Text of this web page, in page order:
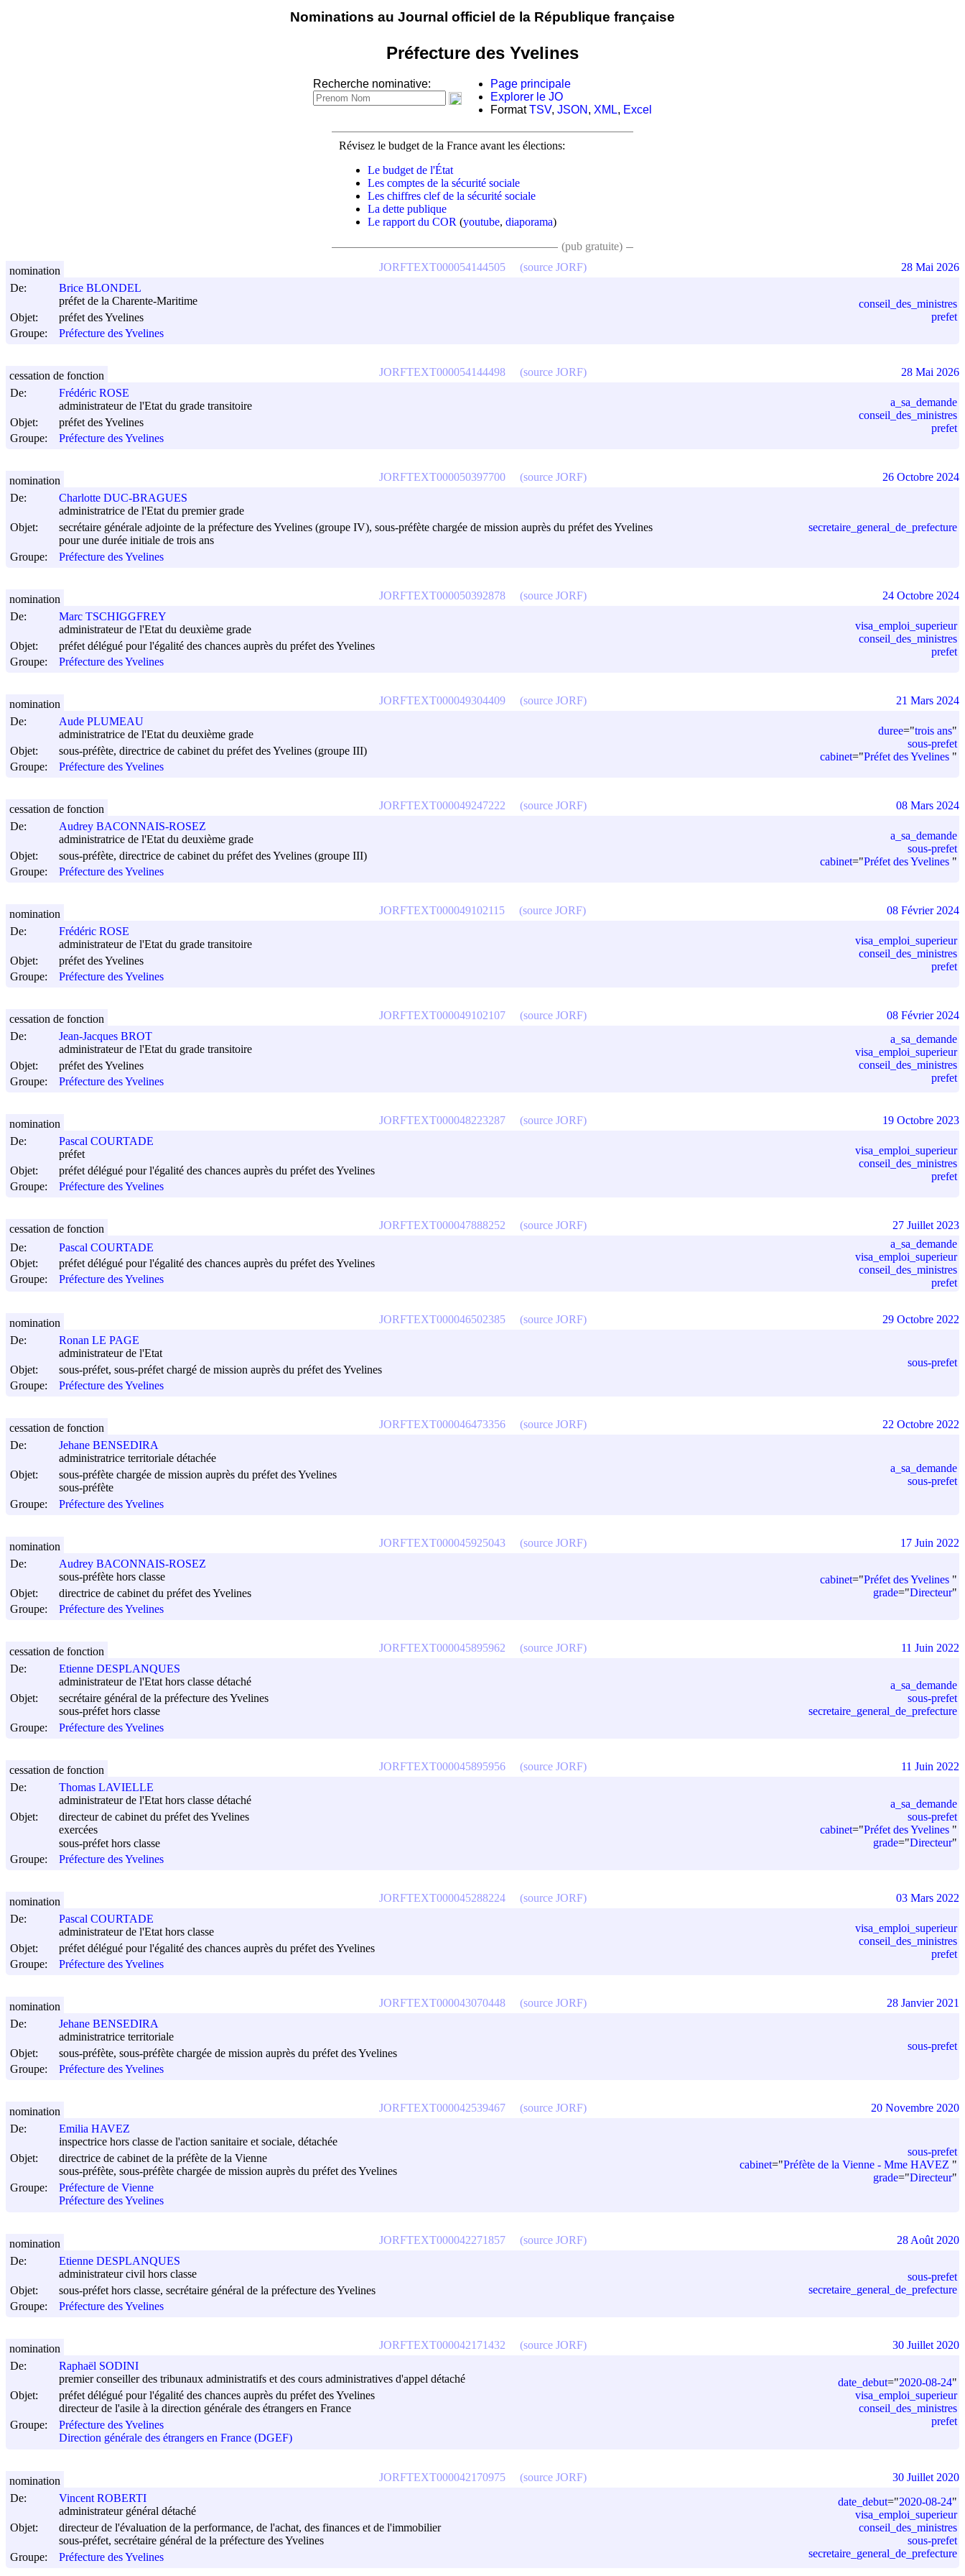
Nominations au Journal officiel de la République française
Préfecture des Yvelines
Recherche nominative:
Page principale
Explorer le JO
FormatTSV, JSON , XML, Excel
Révisez le budget de la France avant les élections:
Le budget de l'État
Les comptes de la sécurité sociale
Les chiffres clef de la sécurité sociale
La dette publique
Le rapport du COR (youtube, diaporama)
(pub gratuite)
De:
Brice BLONDEL
préfet de la Charente-Maritime
Objet:
préfet des Yvelines
Groupe:
Préfecture des Yvelines
conseil_des_ministres
prefet
JORFTEXT000054144505 (source JORF)
nomination 28 Mai 2026
De:
Frédéric ROSE
administrateur de l'Etat du grade transitoire
Objet:
préfet des Yvelines
Groupe:
Préfecture des Yvelines
a_sa_demande
conseil_des_ministres
prefet
JORFTEXT000054144498 (source JORF)
cessation de fonction 28 Mai 2026
De:
Charlotte DUC-BRAGUES
administratrice de l'Etat du premier grade
Objet:
secrétaire générale adjointe de la préfecture des Yvelines (groupe IV), sous-préfète chargée de mission auprès du préfet des Yvelines
pour une durée initiale de trois ans
Groupe:
Préfecture des Yvelines
secretaire_general_de_prefecture
JORFTEXT000050397700 (source JORF)
nomination 26 Octobre 2024
De:
Marc TSCHIGGFREY
administrateur de l'Etat du deuxième grade
Objet:
préfet délégué pour l'égalité des chances auprès du préfet des Yvelines
Groupe:
Préfecture des Yvelines
visa_emploi_superieur
conseil_des_ministres
prefet
JORFTEXT000050392878 (source JORF)
nomination 24 Octobre 2024
De:
Aude PLUMEAU
administratrice de l'Etat du deuxième grade
Objet:
sous-préfète, directrice de cabinet du préfet des Yvelines (groupe III)
Groupe:
Préfecture des Yvelines
duree="trois ans"
sous-prefet
cabinet="Préfet des Yvelines "
JORFTEXT000049304409 (source JORF)
nomination 21 Mars 2024
De:
Audrey BACONNAIS-ROSEZ
administratrice de l'Etat du deuxième grade
Objet:
sous-préfète, directrice de cabinet du préfet des Yvelines (groupe III)
Groupe:
Préfecture des Yvelines
a_sa_demande
sous-prefet
cabinet="Préfet des Yvelines "
JORFTEXT000049247222 (source JORF)
cessation de fonction 08 Mars 2024
De:
Frédéric ROSE
administrateur de l'Etat du grade transitoire
Objet:
préfet des Yvelines
Groupe:
Préfecture des Yvelines
visa_emploi_superieur
conseil_des_ministres
prefet
JORFTEXT000049102115 (source JORF)
nomination 08 Février 2024
De:
Jean-Jacques BROT
administrateur de l'Etat du grade transitoire
Objet:
préfet des Yvelines
Groupe:
Préfecture des Yvelines
a_sa_demande
visa_emploi_superieur
conseil_des_ministres
prefet
JORFTEXT000049102107 (source JORF)
cessation de fonction 08 Février 2024
De:
Pascal COURTADE
préfet
Objet:
préfet délégué pour l'égalité des chances auprès du préfet des Yvelines
Groupe:
Préfecture des Yvelines
visa_emploi_superieur
conseil_des_ministres
prefet
JORFTEXT000048223287 (source JORF)
nomination 19 Octobre 2023
De:
Pascal COURTADE
Objet:
préfet délégué pour l'égalité des chances auprès du préfet des Yvelines
Groupe:
Préfecture des Yvelines
a_sa_demande
visa_emploi_superieur
conseil_des_ministres
prefet
JORFTEXT000047888252 (source JORF)
cessation de fonction 27 Juillet 2023
De:
Ronan LE PAGE
administrateur de l'Etat
Objet:
sous-préfet, sous-préfet chargé de mission auprès du préfet des Yvelines
Groupe:
Préfecture des Yvelines
sous-prefet
JORFTEXT000046502385 (source JORF)
nomination 29 Octobre 2022
De:
Jehane BENSEDIRA
administratrice territoriale détachée
Objet:
sous-préfète chargée de mission auprès du préfet des Yvelines
sous-préfète
Groupe:
Préfecture des Yvelines
a_sa_demande
sous-prefet
JORFTEXT000046473356 (source JORF)
cessation de fonction 22 Octobre 2022
De:
Audrey BACONNAIS-ROSEZ
sous-préfète hors classe
Objet:
directrice de cabinet du préfet des Yvelines
Groupe:
Préfecture des Yvelines
cabinet="Préfet des Yvelines "
grade="Directeur"
JORFTEXT000045925043 (source JORF)
nomination 17 Juin 2022
De:
Etienne DESPLANQUES
administrateur de l'Etat hors classe détaché
Objet:
secrétaire général de la préfecture des Yvelines
sous-préfet hors classe
Groupe:
Préfecture des Yvelines
a_sa_demande
sous-prefet
secretaire_general_de_prefecture
JORFTEXT000045895962 (source JORF)
cessation de fonction 11 Juin 2022
De:
Thomas LAVIELLE
administrateur de l'Etat hors classe détaché
Objet:
directeur de cabinet du préfet des Yvelines
exercées
sous-préfet hors classe
Groupe:
Préfecture des Yvelines
a_sa_demande
sous-prefet
cabinet="Préfet des Yvelines "
grade="Directeur"
JORFTEXT000045895956 (source JORF)
cessation de fonction 11 Juin 2022
De:
Pascal COURTADE
administrateur de l'Etat hors classe
Objet:
préfet délégué pour l'égalité des chances auprès du préfet des Yvelines
Groupe:
Préfecture des Yvelines
visa_emploi_superieur
conseil_des_ministres
prefet
JORFTEXT000045288224 (source JORF)
nomination 03 Mars 2022
De:
Jehane BENSEDIRA
administratrice territoriale
Objet:
sous-préfète, sous-préfète chargée de mission auprès du préfet des Yvelines
Groupe:
Préfecture des Yvelines
sous-prefet
JORFTEXT000043070448 (source JORF)
nomination 28 Janvier 2021
De:
Emilia HAVEZ
inspectrice hors classe de l'action sanitaire et sociale, détachée
Objet:
directrice de cabinet de la préfète de la Vienne
sous-préfète, sous-préfète chargée de mission auprès du préfet des Yvelines
Groupe:
Préfecture de Vienne
Préfecture des Yvelines
sous-prefet
cabinet="Préfète de la Vienne - Mme HAVEZ "
grade="Directeur"
JORFTEXT000042539467 (source JORF)
nomination 20 Novembre 2020
De:
Etienne DESPLANQUES
administrateur civil hors classe
Objet:
sous-préfet hors classe, secrétaire général de la préfecture des Yvelines
Groupe:
Préfecture des Yvelines
sous-prefet
secretaire_general_de_prefecture
JORFTEXT000042271857 (source JORF)
nomination 28 Août 2020
De:
Raphaël SODINI
premier conseiller des tribunaux administratifs et des cours administratives d'appel détaché
Objet:
préfet délégué pour l'égalité des chances auprès du préfet des Yvelines
directeur de l'asile à la direction générale des étrangers en France
Groupe:
Préfecture des Yvelines
Direction générale des étrangers en France (DGEF)
date_debut="2020-08-24"
visa_emploi_superieur
conseil_des_ministres
prefet
JORFTEXT000042171432 (source JORF)
nomination 30 Juillet 2020
De:
Vincent ROBERTI
administrateur général détaché
Objet:
directeur de l'évaluation de la performance, de l'achat, des finances et de l'immobilier
sous-préfet, secrétaire général de la préfecture des Yvelines
Groupe:
Préfecture des Yvelines
date_debut="2020-08-24"
visa_emploi_superieur
conseil_des_ministres
sous-prefet
secretaire_general_de_prefecture
JORFTEXT000042170975 (source JORF)
nomination 30 Juillet 2020